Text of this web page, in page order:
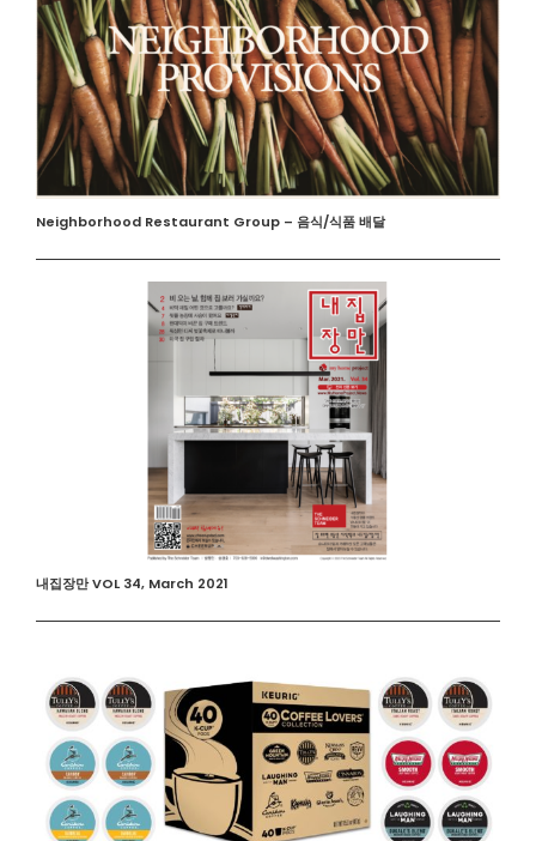
Neighborhood Restaurant Group – 음식/식품 배달
내집장만 VOL 34, March 2021